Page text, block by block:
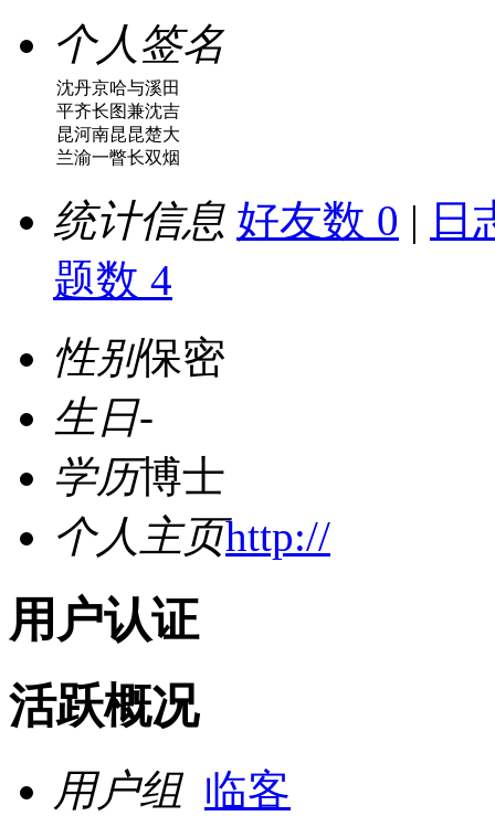
个人签名
沈丹京哈与溪田
平齐长图兼沈吉
昆河南昆昆楚大
兰渝一瞥长双烟
统计信息 好友数 0 | 日
题数 4
性别保密
生日-
学历博士
个人主页http://
用户认证
活跃概况
用户组 临客